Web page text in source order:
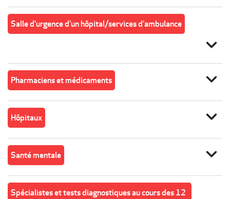
Salle d'urgence d'un hôpital/services d'ambulance
expand_more
Pharmaciens et médicaments expand_more
Hôpitaux expand_more
Santé mentale expand_more
Spécialistes et tests diagnostiques au cours des 12